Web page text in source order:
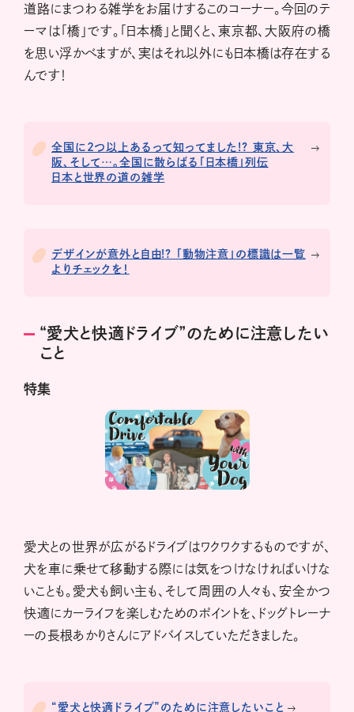
道路にまつわる雑学をお届けするこのコーナー。今回のテ
ーマは「橋」です。「日本橋」と聞くと、東京都、大阪府の橋
を思い浮かべますが、実はそれ以外にも日本橋は存在する
んです！
全国に2つ以上あるって知ってました!? 東京、大
阪、そして…。全国に散らばる「日本橋」列伝
日本と世界の道の雑学
デザインが意外と自由!? 「動物注意」の標識は一覧
よりチェックを！
“愛犬と快適ドライブ”のために注意したい
こと
特集
愛犬との世界が広がるドライブはワクワクするものですが、
犬を車に乗せて移動する際には気をつけなければいけな
いことも。愛犬も飼い主も、そして周囲の人々も、安全かつ
快適にカーライフを楽しむためのポイントを、ドッグトレーナ
ーの長根あかりさんにアドバイスしていただきました。
“愛犬と快適ドライブ”のために注意したいこと